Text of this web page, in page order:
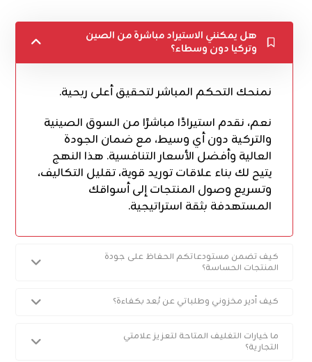
هل يمكنني الاستيراد مباشرة من الصين
وتركيا دون وسطاء؟
نمنحك التحكم المباشر لتحقيق أعلى ربحية.
نعم، نقدم استيرادًا مباشرًا من السوق الصينية
والتركية دون أي وسيط، مع ضمان الجودة
العالية وأفضل الأسعار التنافسية. هذا النهج
يتيح لك بناء علاقات توريد قوية، تقليل التكاليف،
وتسريع وصول المنتجات إلى أسواقك
المستهدفة بثقة استراتيجية.
كيف تضمن مستودعاتكم الحفاظ على جودة
المنتجات الحساسة؟
كيف أدير مخزوني وطلباتي عن بُعد بكفاءة؟
ما خيارات التغليف المتاحة لتعزيز علامتي
التجارية؟